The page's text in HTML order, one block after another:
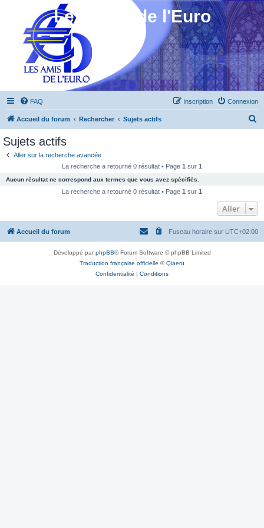
Les Amis de l'Euro
FAQ Connexion
Inscription
Accueil du forum Rechercher Sujets actifs
c
e
Sujets actifs
Aller sur la recherche avancée
La recherche a retourné 0 résultat • Page 1 sur 1
Aucun résultat ne correspond aux termes que vous avez spécifiés.
La recherche a retourné 0 résultat • Page 1 sur 1
Aller
Accueil du forum Fuseau horaire sur UTC+02:00
Développé parphpBB® Forum Software © phpBB Limited
Traduction française officielle ©Qiaeru
Confidentialité | Conditions